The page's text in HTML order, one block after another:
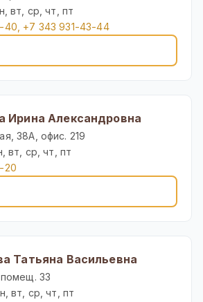
вт, ср, чт, пт
40, +7 343 931-43-44
Ирина Александровна
38А, офис. 219
вт, ср, чт, пт
20
Татьяна Васильевна
помещ. 33
вт, ср, чт, пт